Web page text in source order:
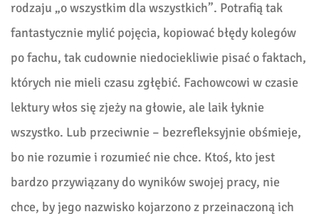
rodzaju „o wszystkim dla wszystkich”. Potrafią tak
fantastycznie mylić pojęcia, kopiować błędy kolegów
po fachu, tak cudownie niedociekliwie pisać o faktach,
których nie mieli czasu zgłębić. Fachowcowi w czasie
lektury włos się zjeży na głowie, ale laik łyknie
wszystko. Lub przeciwnie – bezrefleksyjnie obśmieje,
bo nie rozumie i rozumieć nie chce. Ktoś, kto jest
bardzo przywiązany do wyników swojej pracy, nie
chce, by jego nazwisko kojarzono z przeinaczoną ich